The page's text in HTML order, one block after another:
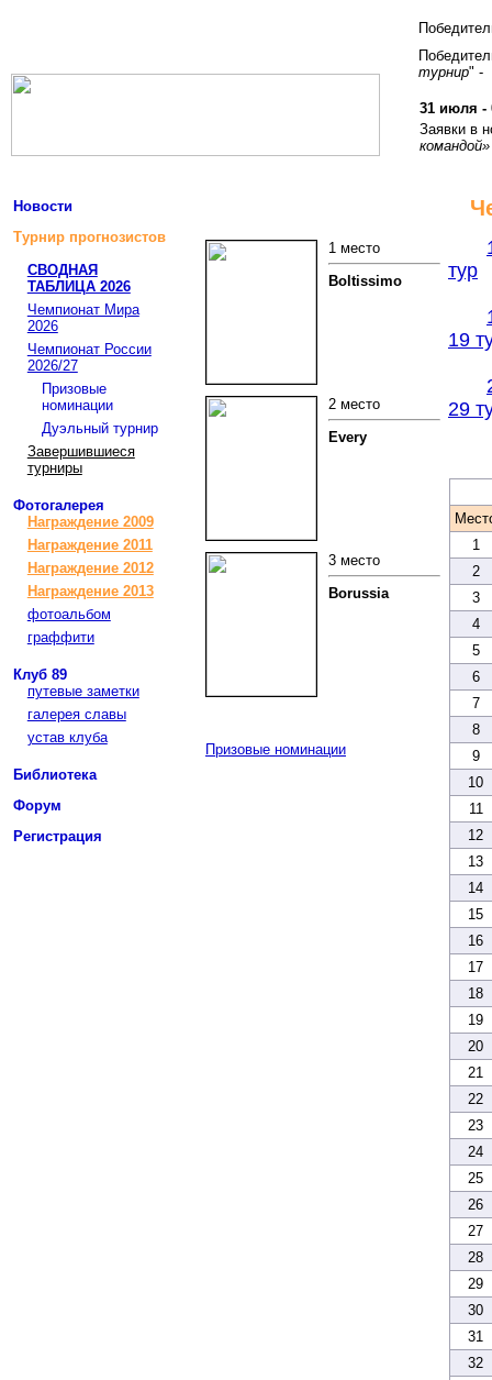
турнир" -
31 июля -
Заявки в
командой»
Новости
Турнир прогнозистов
СВОДНАЯ
ТАБЛИЦА 2026
Чемпионат Мира
2026
Чемпионат России
2026/27
Призовые
номинации
Дуэльный турнир
Завершившиеся
турниры
Фотогалерея
Награждение 2009
Награждение 2011
Награждение 2012
Награждение 2013
фотоальбом
граффити
Клуб 89
путевые заметки
галерея славы
устав клуба
Библиотека
Форум
Регистрация
1 место
Boltissimo
2 место
Every
3 место
Borussia
Призовые номинации
тур
19
29
1
2
3
4
5
6
7
8
9
10
11
12
13
14
15
16
17
18
19
20
21
22
23
24
25
26
27
28
29
30
31
32